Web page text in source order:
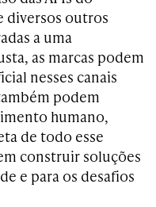
diversos outros
a uma
as marcas podem
nesses canais
podem
humano,
de todo esse
construir soluções
e para os desafios